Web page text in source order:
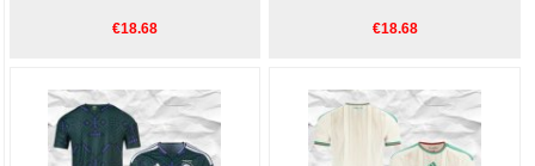
€18.68 €18.68